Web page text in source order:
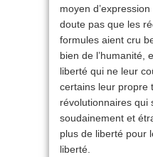
moyen
doute pas que les
formules aient cru
bien de l’humanité,
liberté qui ne leur
certains leur propre
révolutionnaires qui
soudainement et
plus de liberté pour
liberté.